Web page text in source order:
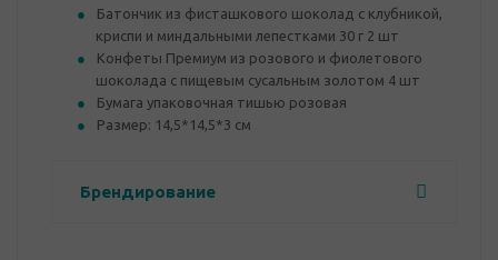
Батончик из фисташкового шоколад с клубникой,
криспи и миндальными лепестками 30 г 2 шт
Конфеты Премиум из розового и фиолетового
шоколада с пищевым сусальным золотом 4 шт
Бумага упаковочная тишью розовая
Размер: 14,5*14,5*3 см
Брендирование